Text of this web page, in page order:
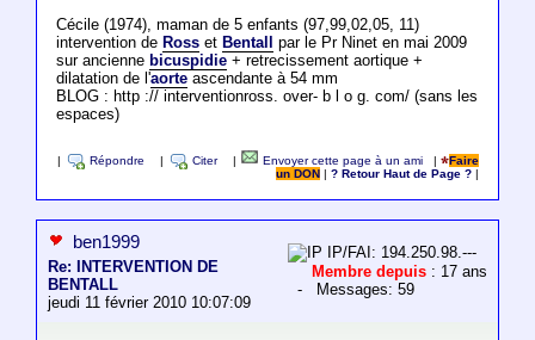
Cécile (1974), maman de 5 enfants (97,99,02,05, 11)
intervention de Rosset Bentall
par le Pr Ninet en mai 2009
sur ancienne bicuspidie+ retrecissement aortique +
dilatation de l'aorteascendante à 54 mm
BLOG : http :// interventionross. over- b l o g. com/ (sans les
espaces)
Répondre Citer Envoyer cette page à un ami |
Faire
un DON
|? Retour Haut de Page ?
ben1999
Re: INTERVENTION DE
BENTALL
jeudi 11 février 2010 10:07:09
IP/FAI: 194.250.98.---
Membre depuis : 17 ans
- Messages: 59